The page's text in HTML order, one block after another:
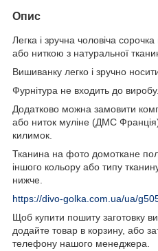
Опис
Легка і зручна чоловіча
або ниткою з натуральної
Вишиванку легко і зручно
Фурнітура не входить до виробу.
Додатково можна замовити
або ниток муліне (ДМС
килимок.
Тканина на фото домоткане
іншого кольору або типу
нижче.
https://divo-golka.com.ua/ua/
Щоб купити пошиту заготовку
додайте товар в корзину, або
телефону нашого менеджера.